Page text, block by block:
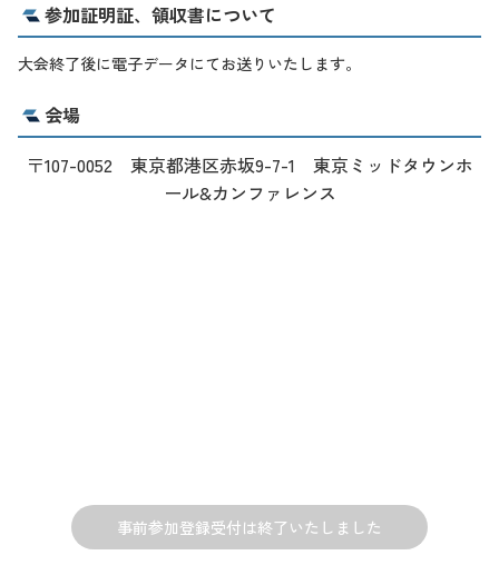
参加証明証、領収書について
大会終了後に電子データにてお送りいたします。
会場
〒107-0052 東京都港区赤坂9-7-1 東京ミッドタウンホ
ール&カンファレンス
事前参加登録受付は終了いたしました